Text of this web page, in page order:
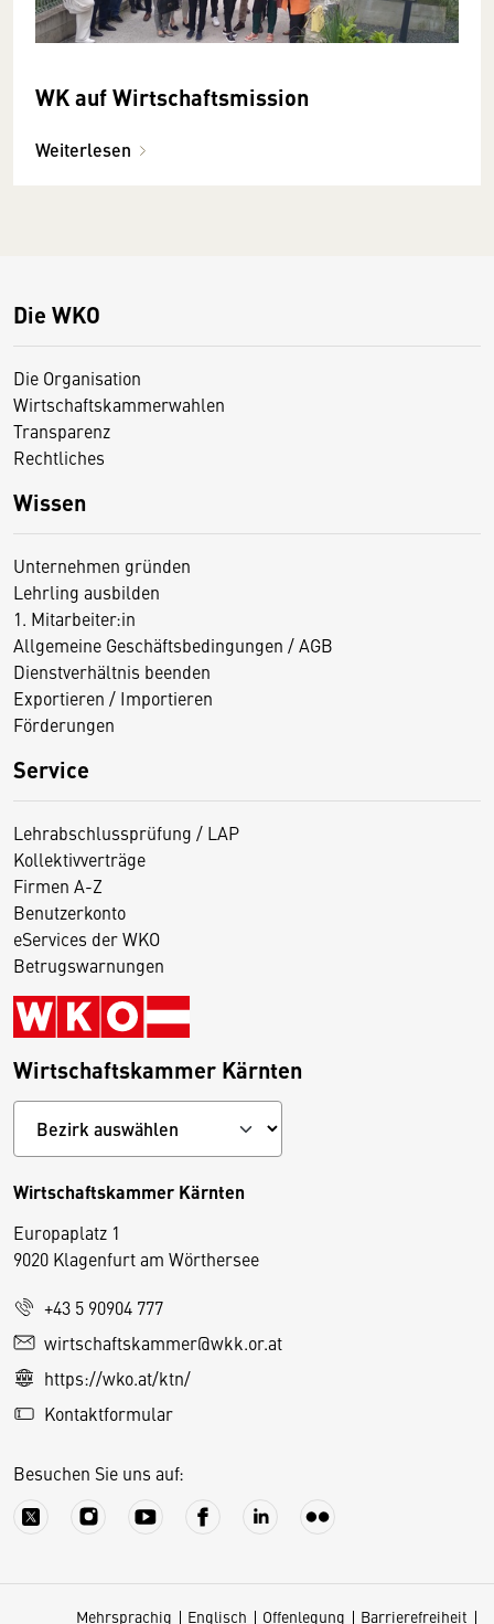
WK auf Wirtschaftsmission
Weiterlesen
Die WKO
Die Organisation
Wirtschaftskammerwahlen
Transparenz
Rechtliches
Wissen
Unternehmen gründen
Lehrling ausbilden
1. Mitarbeiter:in
Allgemeine Geschäftsbedingungen / AGB
Dienstverhältnis beenden
Exportieren / Importieren
Förderungen
Service
Lehrabschlussprüfung / LAP
Kollektivverträge
Firmen A-Z
Benutzerkonto
eServices der WKO
Betrugswarnungen
Wirtschaftskammer Kärnten
Wirtschaftskammer Kärnten
Europaplatz 1
9020 Klagenfurt am Wörthersee
+43 5 90904 777
wirtschaftskammer@wkk.or.at
https://wko.at/ktn/
Kontaktformular
Besuchen Sie uns auf:
Mehrsprachig Englisch Offenlegung Barrierefreiheit
D
e
s
S
e